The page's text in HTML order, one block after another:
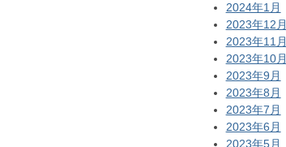
2024年1月
2023年12月
2023年11月
2023年10月
2023年9月
2023年8月
2023年7月
2023年6月
2023年5月